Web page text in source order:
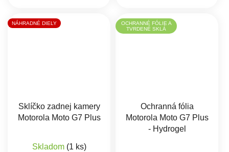
NÁHRADNÉ DIELY
Sklíčko zadnej kamery
Motorola Moto G7 Plus
Skladom (1 ks)
OCHRANNÉ FÓLIE A
TVRDENÉ SKLÁ
Ochranná fólia
Motorola Moto G7 Plus
- Hydrogel